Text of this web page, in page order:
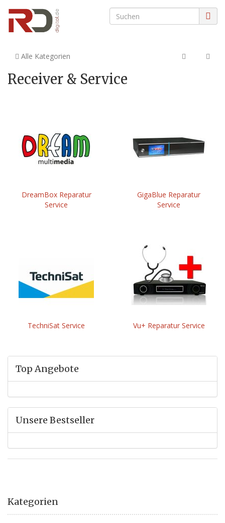
Alle Kategorien
Receiver & Service
DreamBox Reparatur
Service
GigaBlue Reparatur
Service
TechniSat Service Vu+ Reparatur Service
Top Angebote
Unsere Bestseller
Kategorien